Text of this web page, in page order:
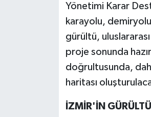
Yönetimi Karar
karayolu,
gürültü,
proje sonunda
doğrultusunda,
haritası
İZMİR'İN